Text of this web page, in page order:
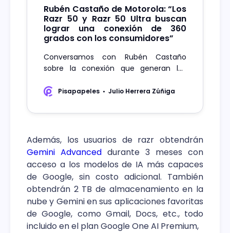
Rubén Castaño de Motorola: “Los
Razr 50 y Razr 50 Ultra buscan
lograr una conexión de 360
grados con los consumidores”
Conversamos con Rubén Castaño
sobre la conexión que generan los
clientes, en especial el Moto Razr 50.
Pisapapeles Julio Herrera Zúñiga
Además, los usuarios de razr obtendrán
Gemini Advanced durante 3 meses con
acceso a los modelos de IA más capaces
de Google, sin costo adicional. También
obtendrán 2 TB de almacenamiento en la
nube y Gemini en sus aplicaciones favoritas
de Google, como Gmail, Docs, etc., todo
incluido en el plan Google One AI Premium,